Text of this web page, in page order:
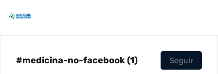
#medicina-no-facebook (1) Seguir